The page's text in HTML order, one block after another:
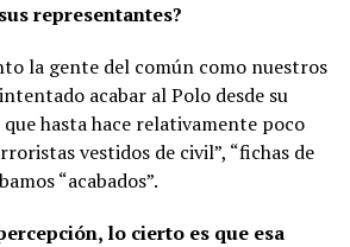
representantes?
la gente del común como nuestros
acabar al Polo desde su
hasta hace relativamente poco
vestidos de civil”, “fichas de
“acabados”.
lo cierto es que esa